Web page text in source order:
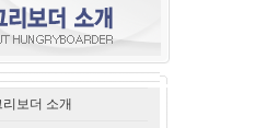
리보더 소개